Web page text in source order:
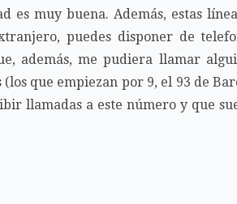
es muy buena. Además, estas
puedes disponer de
además, me pudiera llamar
que empiezan por 9, el 93 de
llamadas a este número y que